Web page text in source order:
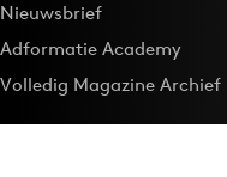
Nieuwsbrief
Adformatie Academy
Volledig Magazine Archief